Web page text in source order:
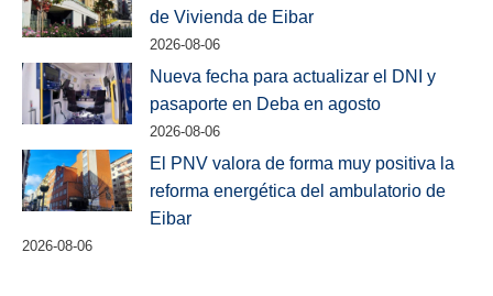
de Vivienda de Eibar
2026-08-06
Nueva fecha para actualizar el DNI y
pasaporte en Deba en agosto
2026-08-06
El PNV valora de forma muy positiva la
reforma energética del ambulatorio de
Eibar
2026-08-06